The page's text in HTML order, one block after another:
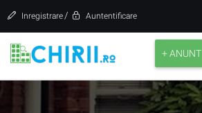
Inregistrare / Auntentificare
+ ANUNT